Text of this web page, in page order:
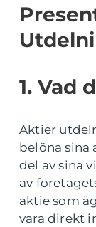
1. Vad
Aktier
belöna sina
del av sina
av
aktie som
vara direkt